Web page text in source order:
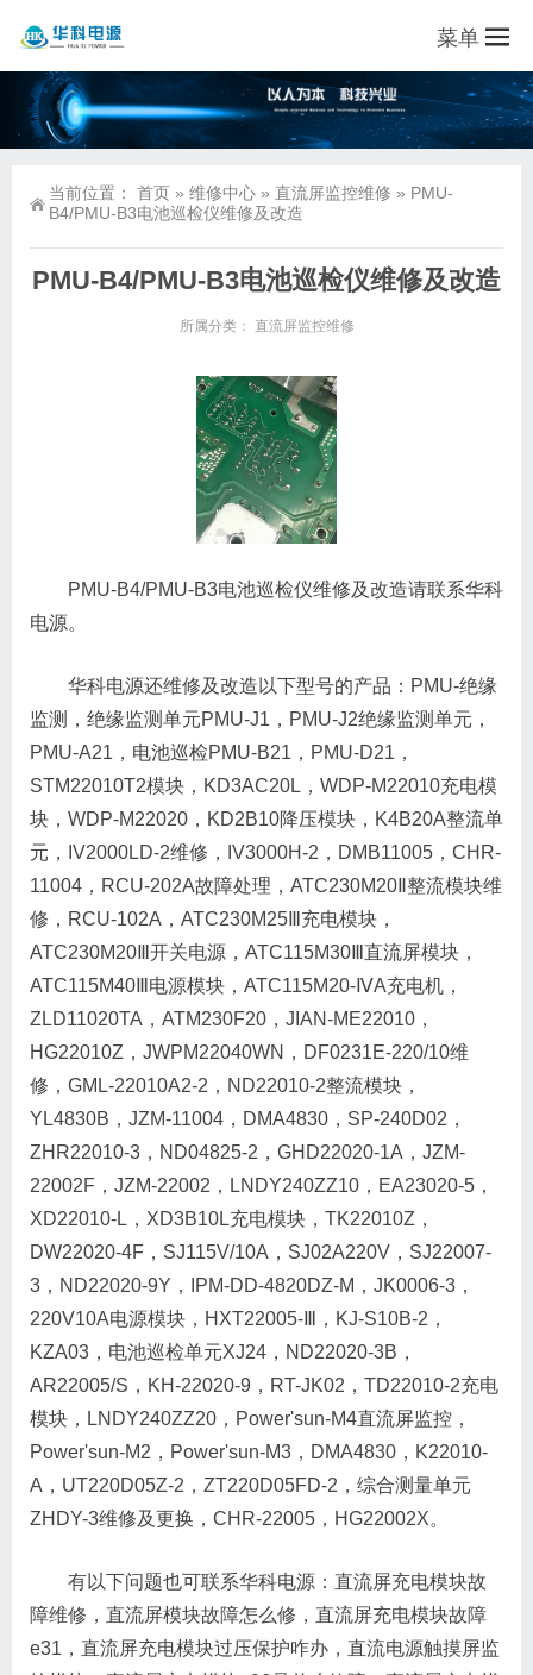
菜单
当前位置： 首页 » 维修中心 » 直流屏监控维修 » PMU-
B4/PMU-B3电池巡检仪维修及改造
PMU-B4/PMU-B3电池巡检仪维修及改造
所属分类： 直流屏监控维修
PMU-B4/PMU-B3电池巡检仪维修及改造请联系华科
电源。
华科电源还维修及改造以下型号的产品：PMU-绝缘
监测，绝缘监测单元PMU-J1，PMU-J2绝缘监测单元，
PMU-A21，电池巡检PMU-B21，PMU-D21，
STM22010T2模块，KD3AC20L，WDP-M22010充电模
块，WDP-M22020，KD2B10降压模块，K4B20A整流单
元，IV2000LD-2维修，IV3000H-2，DMB11005，CHR-
11004，RCU-202A故障处理，ATC230M20Ⅱ整流模块维
修，RCU-102A，ATC230M25Ⅲ充电模块，
ATC230M20Ⅲ开关电源，ATC115M30Ⅲ直流屏模块，
ATC115M40Ⅲ电源模块，ATC115M20-ⅣA充电机，
ZLD11020TA，ATM230F20，JIAN-ME22010，
HG22010Z，JWPM22040WN，DF0231E-220/10维
修，GML-22010A2-2，ND22010-2整流模块，
YL4830B，JZM-11004，DMA4830，SP-240D02，
ZHR22010-3，ND04825-2，GHD22020-1A，JZM-
22002F，JZM-22002，LNDY240ZZ10，EA23020-5，
XD22010-L，XD3B10L充电模块，TK22010Z，
DW22020-4F，SJ115V/10A，SJ02A220V，SJ22007-
3，ND22020-9Y，IPM-DD-4820DZ-M，JK0006-3，
220V10A电源模块，HXT22005-Ⅲ，KJ-S10B-2，
KZA03，电池巡检单元XJ24，ND22020-3B，
AR22005/S，KH-22020-9，RT-JK02，TD22010-2充电
模块，LNDY240ZZ20，Power'sun-M4直流屏监控，
Power'sun-M2，Power'sun-M3，DMA4830，K22010-
A，UT220D05Z-2，ZT220D05FD-2，综合测量单元
ZHDY-3维修及更换，CHR-22005，HG22002X。
有以下问题也可联系华科电源：直流屏充电模块故
障维修，直流屏模块故障怎么修，直流屏充电模块故障
e31，直流屏充电模块过压保护咋办，直流电源触摸屏监